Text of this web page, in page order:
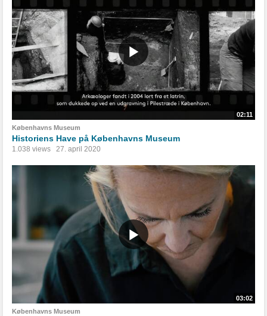
02:11
Københavns Museum
Historiens Have på Københavns Museum
1.038 views 27. april 2020
03:02
Københavns Museum